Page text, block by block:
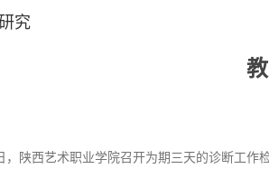
究
，陕西艺术职业学院召开为期三天的诊断工作